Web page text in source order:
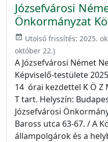
Józsefvárosi
Önkormányzat
event_available Utolsó frissítés: 2025.
október 22.)
A Józsefvárosi Német
Képviselő-testülete
14 órai kezdettel K Ö Z
T tart. Helyszín:
Józsefvárosi
Baross utca 63-67. / A
állampolgárok és a